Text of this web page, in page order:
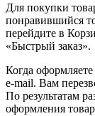
Для покупки
понравившийся
перейдите в
«Быстрый заказ».
Когда
e-mail. Вам
По результатам
оформления